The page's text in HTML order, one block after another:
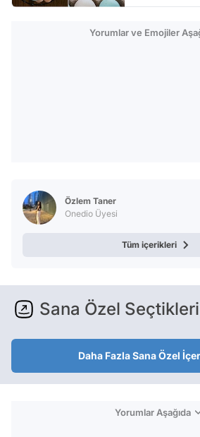
Yorumlar ve Emojiler
Özlem Taner
Onedio Üyesi
Tüm içerikleri
Sana Özel
Daha Fazla Sana Özel
Yorumlar Aşağıda